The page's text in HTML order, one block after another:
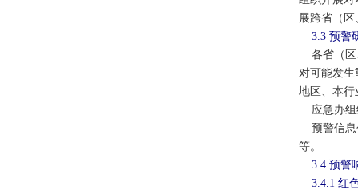
展跨省（
3.3 预警
各省（区
对可能发生
地区、本行
应急办组
预警信息
等。
3.4 预警
3.4.1 红